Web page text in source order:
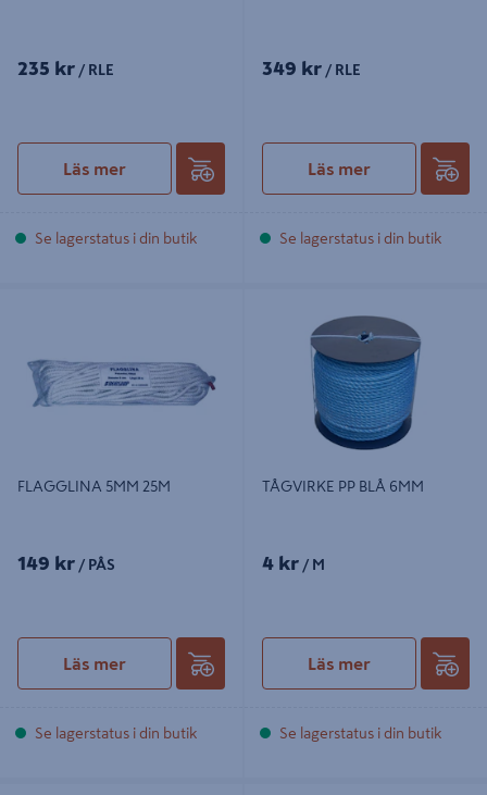
235 kr / RLE
Läs mer
Se lagerstatus i din butik
349 kr / RLE
Läs mer
Se lagerstatus i din butik
FLAGGLINA 5MM 25M
149 kr / PÅS
Läs mer
Se lagerstatus i din butik
TÅGVIRKE PP BLÅ 6MM
4 kr / M
Läs mer
Se lagerstatus i din butik